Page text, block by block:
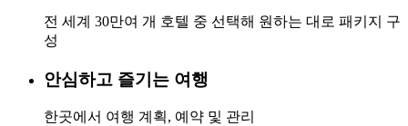
전 세계 30만여 개 호텔 중 선택해 원하는 대로 패키지 구
성
안심하고 즐기는 여행
한곳에서 여행 계획, 예약 및 관리